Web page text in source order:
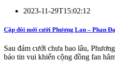
2023-11-29T15:02:12
Cặp đôi mới cưới Phương Lan – Phan
Sau đám cưới chưa bao lâu,
báo tin vui khiến cộng đồng fan